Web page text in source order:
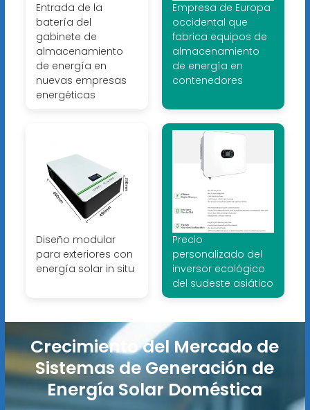
Entrada de la
batería del
gabinete de
almacenamiento
de energía en
nuevas empresas
energéticas
Empresa de Europa
occidental que
fabrica equipos de
almacenamiento
de energía en
contenedores
Diseño modular
para exteriores con
energía solar in situ
Precio
personalizado del
inversor ecológico
del sudeste asiático
Crecimiento del Mercado de
Sistemas de Generación de
Energía Solar Doméstica